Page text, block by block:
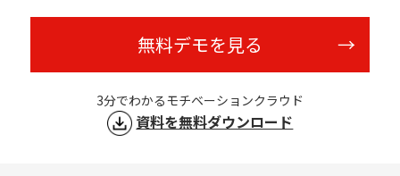
無料デモを見る
3分でわかるモチベーションクラウド
資料を無料ダウンロード